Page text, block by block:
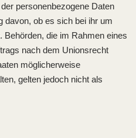
personenbezogene Daten
davon, ob es sich bei ihr um
Behörden, die im Rahmen eines
nach dem Unionsrecht
möglicherweise
gelten jedoch nicht als